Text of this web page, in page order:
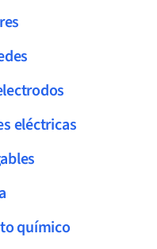
eléctricas
químico